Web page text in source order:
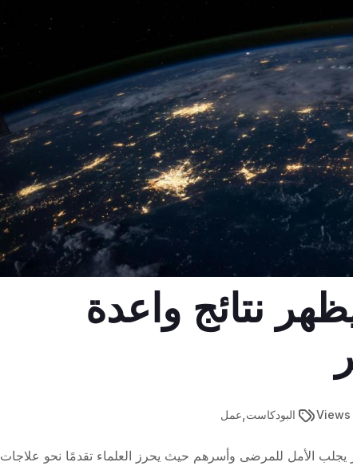
نتائج واعدة
البودكاست,عمل
يجلب الأمل للمرضى وأسرهم حيث يحرز العلماء تقدمًا نحو علاجات